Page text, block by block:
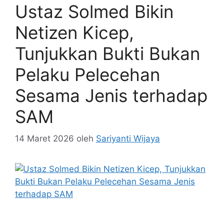
Ustaz Solmed Bikin
Netizen Kicep,
Tunjukkan Bukti Bukan
Pelaku Pelecehan
Sesama Jenis terhadap
SAM
14 Maret 2026 oleh Sariyanti Wijaya